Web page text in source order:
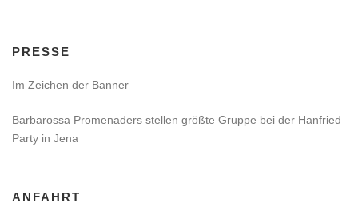
PRESSE
Im Zeichen der Banner
Barbarossa Promenaders stellen größte Gruppe bei der Hanfried
Party in Jena
ANFAHRT